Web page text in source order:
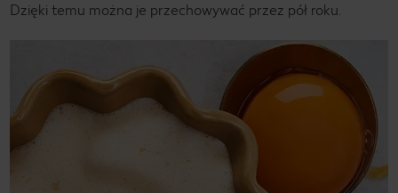
Dzięki temu można je przechowywać przez pół roku.